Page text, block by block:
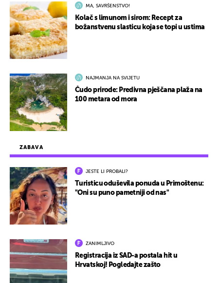
ZABAVA
JESTE LI PROBALI?
Turisticu oduševila ponuda u Primoštenu:
"Oni su puno pametniji od nas"
ZANIMLJIVO
Registracija iz SAD-a postala hit u
Hrvatskoj! Pogledajte zašto
MA, SAVRŠENSTVO!
Kolač s limunom i sirom: Recept za
božanstvenu slasticu koja se topi u ustima
NAJMANJA NA SVIJETU
Čudo prirode: Predivna pješčana plaža na
100 metara od mora